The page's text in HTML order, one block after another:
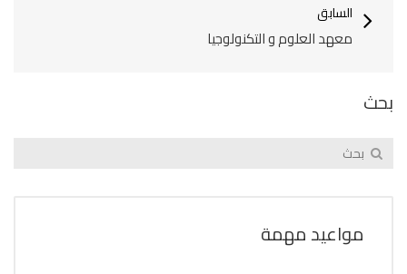
السابق
معهد العلوم و التكنولوجيا
بحث
مواعيد مهمة